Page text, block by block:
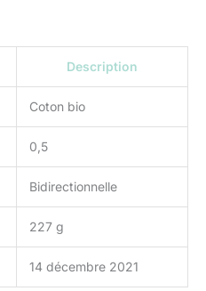
Description
Coton bio
0,5
Bidirectionnelle
227 g
14 décembre 2021